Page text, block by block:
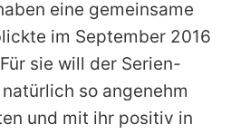
eine gemeinsame
im September 2016
sie will der Serien-
so angenehm
und mit ihr positiv in